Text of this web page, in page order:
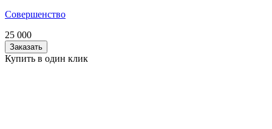
Совершенство
25 000
Заказать
Купить в один клик